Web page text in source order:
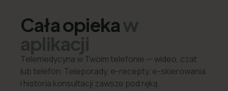
Cała opiekaw
aplikacji
Telemedycyna w Twoim telefonie — wideo, czat
lub telefon. Teleporady, e-recepty, e-skierowania
i historia konsultacji zawsze pod ręką.